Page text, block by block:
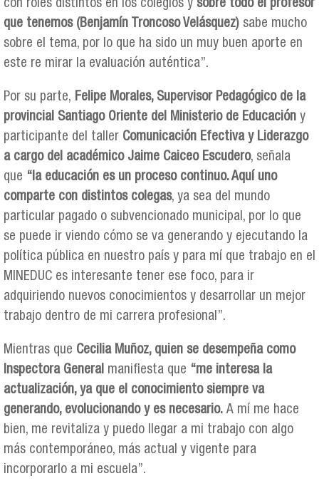
con roles distintos en los colegios y sobre todo el profesor
que tenemos (Benjamín Troncoso Velásquez) sabe mucho
sobre el tema, por lo que ha sido un muy buen aporte en
este re mirar la evaluación auténtica”.
Por su parte, Felipe Morales, Supervisor Pedagógico de la
provincial Santiago Oriente del Ministerio de Educación y
participante del taller Comunicación Efectiva y Liderazgo
a cargo del académico Jaime Caiceo Escudero, señala
que “la educación es un proceso continuo. Aquí uno
comparte con distintos colegas, ya sea del mundo
particular pagado o subvencionado municipal, por lo que
se puede ir viendo cómo se va generando y ejecutando la
política pública en nuestro país y para mí que trabajo en el
MINEDUC es interesante tener ese foco, para ir
adquiriendo nuevos conocimientos y desarrollar un mejor
trabajo dentro de mi carrera profesional”.
Mientras que Cecilia Muñoz, quien se desempeña como
Inspectora General manifiesta que “me interesa la
actualización, ya que el conocimiento siempre va
generando, evolucionando y es necesario. A mí me hace
bien, me revitaliza y puedo llegar a mi trabajo con algo
más contemporáneo, más actual y vigente para
incorporarlo a mi escuela”.